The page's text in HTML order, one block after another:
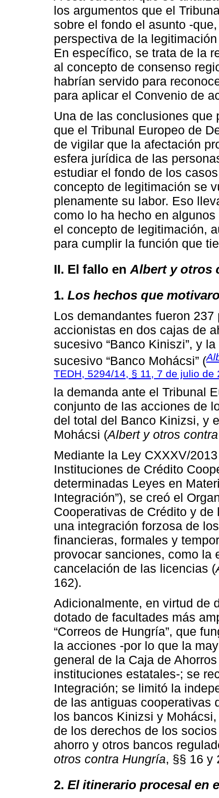
los argumentos que el
sobre el fondo el asunto -
perspectiva de la
En específico, se trata de la
al concepto de consenso
habrían servido para
para aplicar el Convenio de
Una de las conclusiones
que el Tribunal Europeo de
de vigilar que la afectación
esfera jurídica de las
estudiar el fondo de los
concepto de legitimación se
plenamente su labor. Eso
como lo ha hecho en
el concepto de legitimación,
para cumplir la función que
II. El fallo en Albert y otros
1. Los hechos que
Los demandantes fueron
accionistas en dos cajas de
sucesivo “Banco Kiniszi”, y
sucesivo “Banco Mohácsi” (
TEDH, 5294/14, § 11, 7 de julio de
la demanda ante el Tribunal
conjunto de las acciones de
del total del Banco Kinizsi, y
Mohácsi (Albert y otros
Mediante la Ley CXXXV/
Instituciones de Crédito
determinadas Leyes en
Integración”), se creó el
Cooperativas de Crédito y
una integración forzosa de
financieras, formales y
provocar sanciones, como la
cancelación de las licencias (
162).
Adicionalmente, en virtud de
dotado de facultades más
“Correos de Hungría”, que
la acciones -por lo que la
general de la Caja de
instituciones estatales-; se
Integración; se limitó la
de las antiguas cooperativas
los bancos Kinizsi y
de los derechos de los
ahorro y otros bancos
otros contra Hungría, §§ 16 y
2. El itinerario procesal en